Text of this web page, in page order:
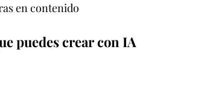
en contenido
puedes crear con IA